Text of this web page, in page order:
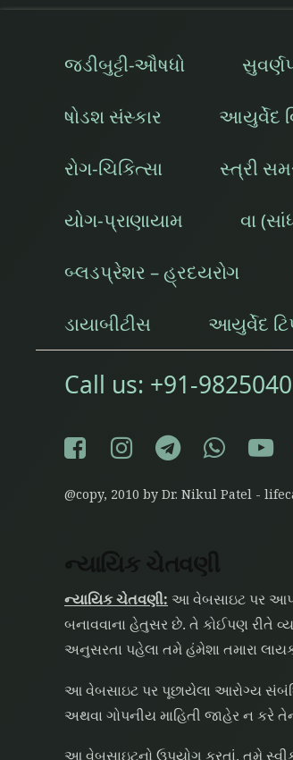
જડીબુટ્ટી-ઔષધો
ષોડશ સંસ્કાર આયુર્વેદ
રોગ-ચિકિત્સા સ્ત્રી
યોગ-પ્રાણાયામ વા
બ્લડપ્રેશર – હ્રદયરોગ
ડાયાબીટીસ આયુર્વેદ
Call us: +91-
Facebook
Instagram
Telegram
@copy, 2010 by Dr. Nikul Patel -
ન્યાયિક ચેતવણી
ન્યાયિક ચેતવણી: આ વેબસાઇટ પર
બનાવવાના હેતુસર છે. તે કોઈપણ રીતે
અનુસરતા પહેલા તમે હંમેશા તમારા
આ વેબસાઇટ પર પૂછાયેલા આરોગ્ય
અથવા ગોપનીય માહિતી જાહેર ન કરે
આ વેબસાઇટનો ઉપયોગ કરતાં, તમે